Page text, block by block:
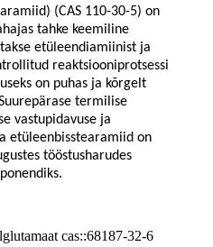
(CAS 110-30-5) on
tahke keemiline
etüleendiamiinist ja
reaktsiooniprotsessi
on puhas ja kõrgelt
termilise
vastupidavuse ja
etüleenbisstearamiid on
tööstusharudes